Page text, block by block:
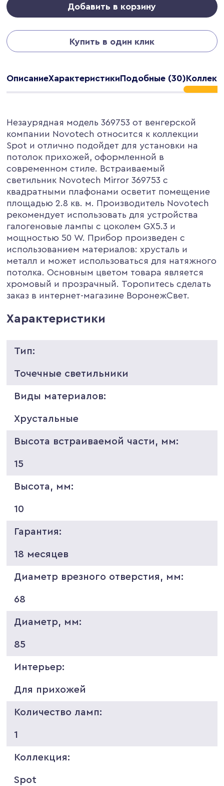
Добавить в корзину
Купить в один клик
ОписаниеХарактеристикиПодобные (30)
Незаурядная модель 369753 от венгерской
компании Novotech относится к коллекции
Spot и отлично подойдет для установки на
потолок прихожей, оформленной в
современном стиле. Встраиваемый
светильник Novotech Mirror 369753 с
квадратными плафонами осветит помещение
площадью 2.8 кв. м. Производитель Novotech
рекомендует использовать для устройства
галогеновые лампы с цоколем GX5.3 и
мощностью 50 W. Прибор произведен с
использованием материалов: хрусталь и
металл и может использоваться для натяжного
потолка. Основным цветом товара является
хромовый и прозрачный. Торопитесь сделать
заказ в интернет-магазине ВоронежСвет.
Характеристики
Тип:
Точечные светильники
Виды материалов:
Хрустальные
Высота встраиваемой части, мм:
15
Высота, мм:
10
Гарантия:
18 месяцев
Диаметр врезного отверстия, мм:
68
Диаметр, мм:
85
Интерьер:
Для прихожей
Количество ламп:
1
Коллекция:
Spot